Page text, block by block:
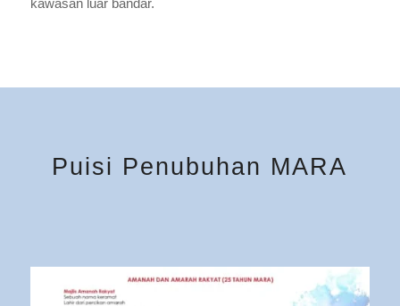
Puisi Penubuhan MARA